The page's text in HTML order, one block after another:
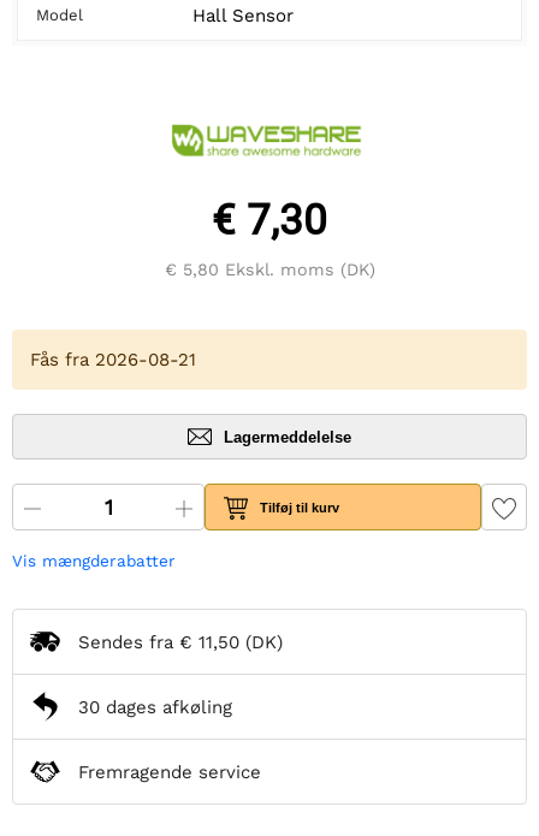
Model Hall Sensor
€ 7,30
€ 5,80 Ekskl. moms (DK)
Fås fra 2026-08-21
Lagermeddelelse
Tilføj til kurv
Vis mængderabatter
Sendes fra € 11,50 (DK)
30 dages afkøling
Fremragende service